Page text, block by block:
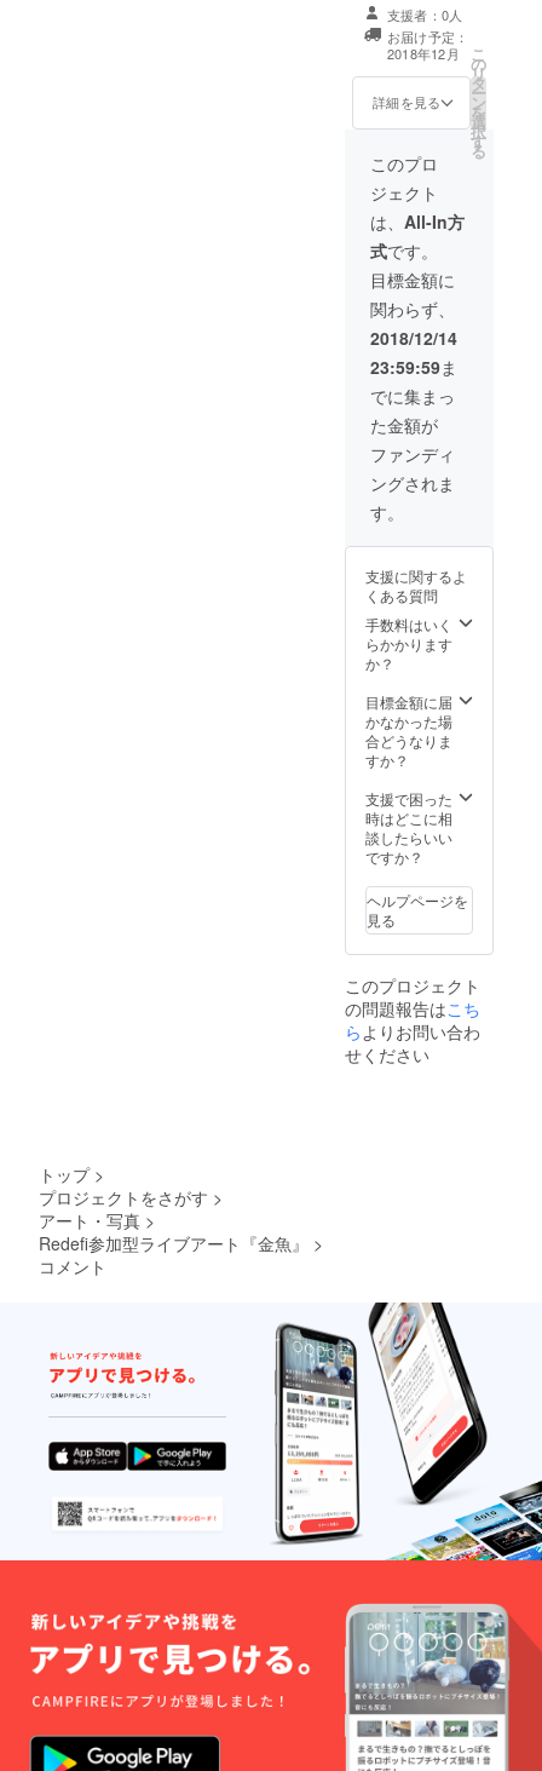
アプリ登録時の
メールアドレス
を一致させてい
ただく必要があ
マーク等を事前
にいただき、イ
ベント期間中プ
ロジェクション
背景に時折差し
こみます。 （金
ジャス金魚、人
面魚、ガンメ
タ・ミント金
魚） アプリから
操縦した際、魚
群の後ろからつ
いてきます。 ア
プリ内でリター
ン請求いただく
と、get格納庫で
リターンの発送
用のメールアド
レスアドレス
と、 アプリ登録
時のメールアド
レスを一致させ
ていただく必要
があります。）
支援者：0人
お届け予定：
2018年12月
詳細を見る
こ
の
リ
タ
ー
ン
を
選
択
す
る
このプロ
ジェクト
は、 All-In方
式です。
目標金額に
関わらず、
2018/12/14
23:59:59ま
でに集まっ
た金額が
ファンディ
ングされま
す。
支援に関するよ
くある質問
手数料はいく
らかかります
か？
目標金額に届
かなかった場
合どうなりま
すか？
支援で困った
時はどこに相
談したらいい
ですか？
ヘルプページを
見る
このプロジェクト
の問題報告はこち
ら よりお問い合わ
せください
トップ >
プロジェクトをさがす >
アート・写真 >
Redefi参加型ライブアート『金魚』
>
コメント